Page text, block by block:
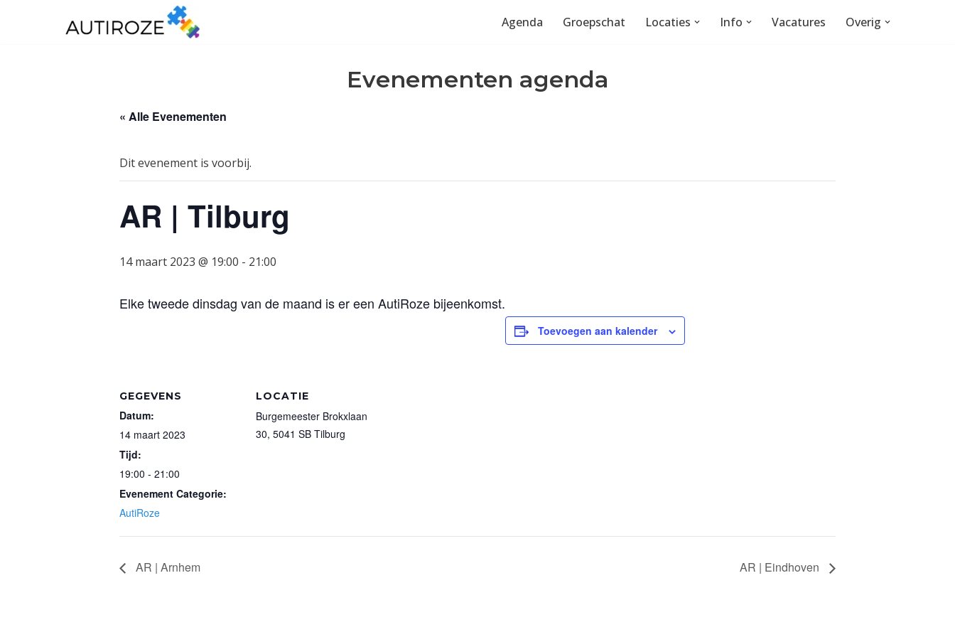
Agenda Groepschat Locaties Info Vacatures Overig
Evenementen agenda
« Alle Evenementen
Dit evenement is voorbij.
AR | Tilburg
14 maart 2023 @ 19:00 - 21:00
Elke tweede dinsdag van de maand is er een AutiRoze bijeenkomst.
Toevoegen aan kalender
GEGEVENS
Datum:
14 maart 2023
Tijd:
19:00 - 21:00
Evenement Categorie:
AutiRoze
LOCATIE
Burgemeester Brokxlaan
30, 5041 SB Tilburg
AR | Arnhem AR | Eindhoven